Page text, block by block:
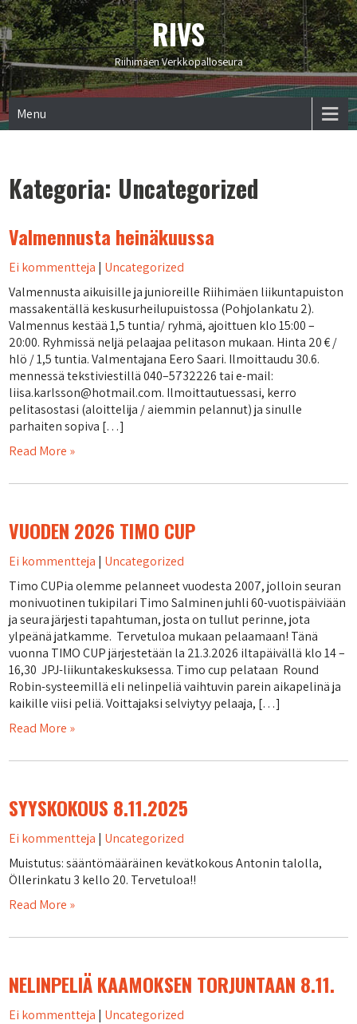
RIVS
Riihimäen Verkkopalloseura
Menu
Kategoria: Uncategorized
Valmennusta heinäkuussa
Ei kommentteja | Uncategorized
Valmennusta aikuisille ja junioreille Riihimäen liikuntapuiston
massakentällä keskusurheilupuistossa (Pohjolankatu 2).
Valmennus kestää 1,5 tuntia/ ryhmä, ajoittuen klo 15:00 –
20:00. Ryhmissä neljä pelaajaa pelitason mukaan. Hinta 20 € /
hlö / 1,5 tuntia. Valmentajana Eero Saari. Ilmoittaudu 30.6.
mennessä tekstiviestillä 040–5732226 tai e-mail:
liisa.karlsson@hotmail.com. Ilmoittautuessasi, kerro
pelitasostasi (aloittelija / aiemmin pelannut) ja sinulle
parhaiten sopiva […]
Read More »
VUODEN 2026 TIMO CUP
Ei kommentteja | Uncategorized
Timo CUPia olemme pelanneet vuodesta 2007, jolloin seuran
monivuotinen tukipilari Timo Salminen juhli 60-vuotispäiviään
ja seura järjesti tapahtuman, josta on tullut perinne, jota
ylpeänä jatkamme. Tervetuloa mukaan pelaamaan! Tänä
vuonna TIMO CUP järjestetään la 21.3.2026 iltapäivällä klo 14 –
16,30 JPJ-liikuntakeskuksessa. Timo cup pelataan Round
Robin-systeemillä eli nelinpeliä vaihtuvin parein aikapelinä ja
kaikille viisi peliä. Voittajaksi selviytyy pelaaja, […]
Read More »
SYYSKOKOUS 8.11.2025
Ei kommentteja | Uncategorized
Muistutus: sääntömääräinen kevätkokous Antonin talolla,
Öllerinkatu 3 kello 20. Tervetuloa!!
Read More »
NELINPELIÄ KAAMOKSEN TORJUNTAAN 8.11.
Ei kommentteja | Uncategorized